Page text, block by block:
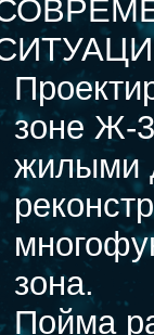
зоне Ж-
жилыми
зона.
Пойма